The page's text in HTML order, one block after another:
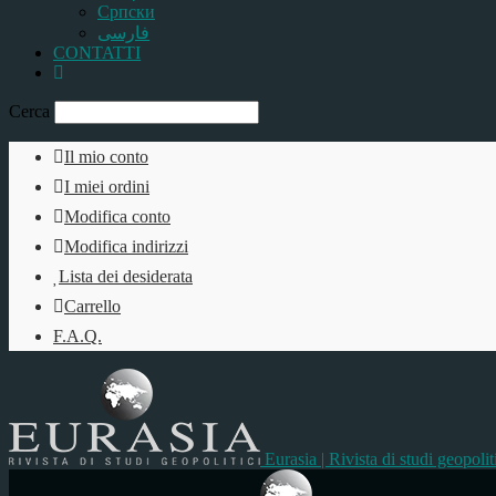
Српски
فارسی
CONTATTI
Cerca
Il mio conto
I miei ordini
Modifica conto
Modifica indirizzi
Lista dei desiderata
Carrello
F.A.Q.
Eurasia | Rivista di studi